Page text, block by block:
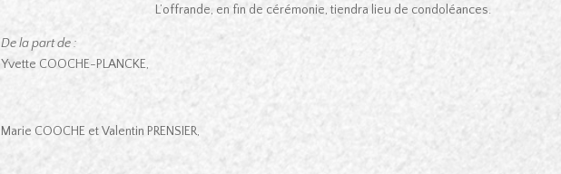
L’offrande, en fin de cérémonie, tiendra lieu de condoléances.
De la part de :
Yvette COOCHE-PLANCKE,
Marie COOCHE et Valentin PRENSIER,